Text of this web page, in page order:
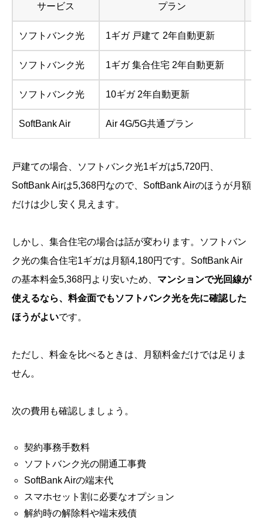
サービス
プラン
ソフトバンク光 1ギガ 戸建て 2年自動更新
ソフトバンク光 1ギガ 集合住宅 2年自動更新
ソフトバンク光 10ギガ 2年自動更新
SoftBank Air Air 4G/5G共通プラン
戸建ての場合、ソフトバンク光1ギガは5,720円、
SoftBank Airは5,368円なので、SoftBank Airのほうが月額
だけは少し安く見えます。
しかし、集合住宅の場合は話が変わります。ソフトバン
ク光の集合住宅1ギガは月額4,180円です。SoftBank Air
の基本料金5,368円より安いため、 マンションで光回線が
使えるなら、料金面でもソフトバンク光を先に確認した
ほうがよいです。
ただし、料金を比べるときは、月額料金だけでは足りま
せん。
次の費用も確認しましょう。
契約事務手数料
ソフトバンク光の開通工事費
SoftBank Airの端末代
スマホセット割に必要なオプション
解約時の解除料や端末残債